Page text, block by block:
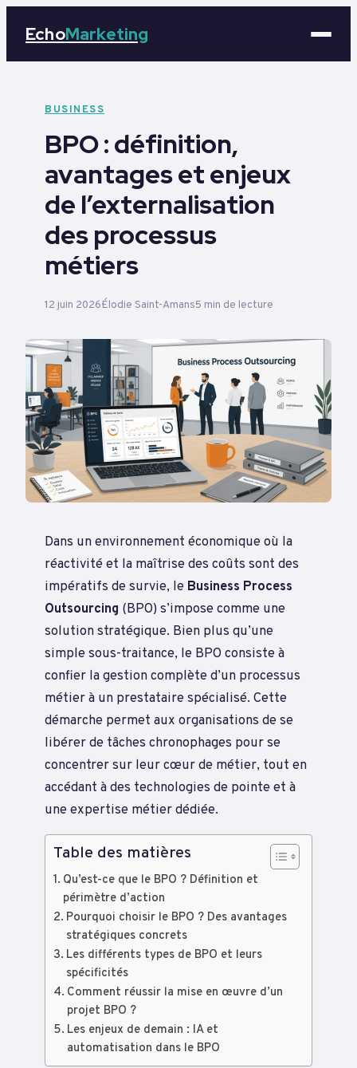
EchoMarketing
Business
Tech
Éducation
Emploi
BUSINESS
BPO : définition,
avantages et enjeux
de l’externalisation
des processus
métiers
12 juin 2026Élodie Saint-Amans5 min de lecture
Dans un environnement économique où la
réactivité et la maîtrise des coûts sont des
impératifs de survie, le Business Process
Outsourcing (BPO) s’impose comme une
solution stratégique. Bien plus qu’une
simple sous-traitance, le BPO consiste à
confier la gestion complète d’un processus
métier à un prestataire spécialisé. Cette
démarche permet aux organisations de se
libérer de tâches chronophages pour se
concentrer sur leur cœur de métier, tout en
accédant à des technologies de pointe et à
une expertise métier dédiée.
Table des matières
Qu’est-ce que le BPO ? Définition et
périmètre d’action
Pourquoi choisir le BPO ? Des avantages
stratégiques concrets
Les différents types de BPO et leurs
spécificités
Comment réussir la mise en œuvre d’un
projet BPO ?
Les enjeux de demain : IA et
automatisation dans le BPO